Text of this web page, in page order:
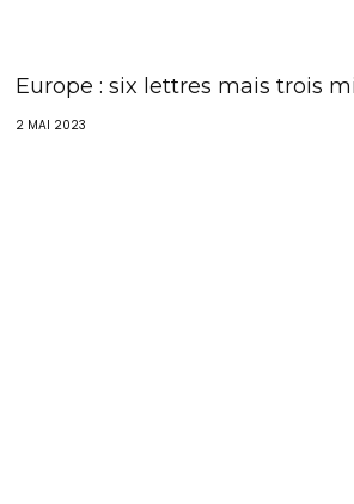
Europe : six lettres mais trois
2 MAI 2023